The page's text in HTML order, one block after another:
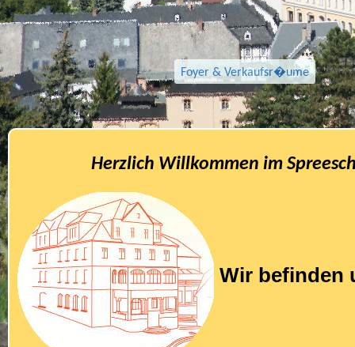
Foyer & Verkaufsr�ume
Herzlich Willkommen im
Wir befinden